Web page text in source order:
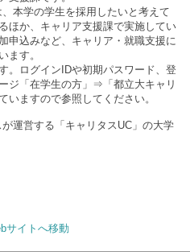
本学の学生を採用したいと考えて
ほか、キャリア支援課で実施してい
申込みなど、キャリア・就職支援に
ます。
。ログインIDや初期パスワード、登
ジ「在学生の方」⇒「都立大キャリ
いますので参照してください。
運営する「キャリタスUC」の大学
サイトへ移動